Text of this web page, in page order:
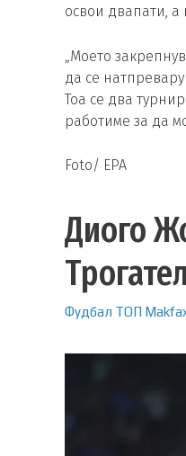
освои двапати, а
„Моето
да се
Тоа се два
работиме за да
Foto/ EPA
Диого
Фудбал ТОП